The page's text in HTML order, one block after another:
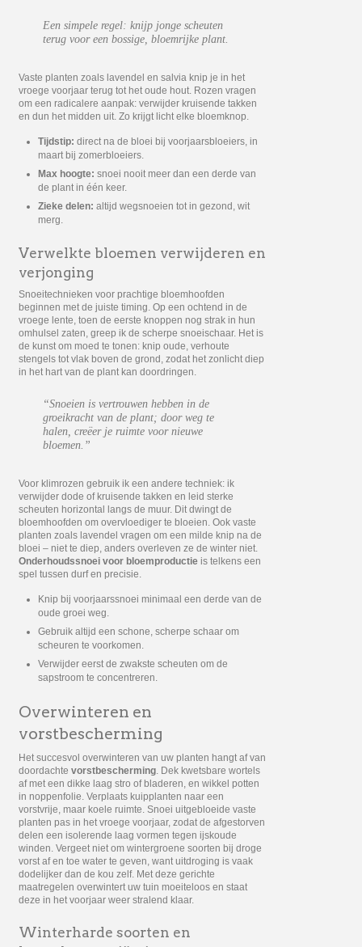
Een simpele regel: knijp jonge scheuten
terug voor een bossige, bloemrijke plant.
Vaste planten zoals lavendel en salvia knip je in het
vroege voorjaar terug tot het oude hout. Rozen vragen
om een radicalere aanpak: verwijder kruisende takken
en dun het midden uit. Zo krijgt licht elke bloemknop.
Tijdstip: direct na de bloei bij voorjaarsbloeiers, in
maart bij zomerbloeiers.
Max hoogte: snoei nooit meer dan een derde van
de plant in één keer.
Zieke delen: altijd wegsnoeien tot in gezond, wit
merg.
Verwelkte bloemen verwijderen en
verjonging
Snoeitechnieken voor prachtige bloemhoofden
beginnen met de juiste timing. Op een ochtend in de
vroege lente, toen de eerste knoppen nog strak in hun
omhulsel zaten, greep ik de scherpe snoeischaar. Het is
de kunst om moed te tonen: knip oude, verhoute
stengels tot vlak boven de grond, zodat het zonlicht diep
in het hart van de plant kan doordringen.
“Snoeien is vertrouwen hebben in de
groeikracht van de plant; door weg te
halen, creëer je ruimte voor nieuwe
bloemen.”
Voor klimrozen gebruik ik een andere techniek: ik
verwijder dode of kruisende takken en leid sterke
scheuten horizontal langs de muur. Dit dwingt de
bloemhoofden om overvloediger te bloeien. Ook vaste
planten zoals lavendel vragen om een milde knip na de
bloei – niet te diep, anders overleven ze de winter niet.
Onderhoudssnoei voor bloemproductie is telkens een
spel tussen durf en precisie.
Knip bij voorjaarssnoei minimaal een derde van de
oude groei weg.
Gebruik altijd een schone, scherpe schaar om
scheuren te voorkomen.
Verwijder eerst de zwakste scheuten om de
sapstroom te concentreren.
Overwinteren en
vorstbescherming
Het succesvol overwinteren van uw planten hangt af van
doordachte vorstbescherming . Dek kwetsbare wortels
af met een dikke laag stro of bladeren, en wikkel potten
in noppenfolie. Verplaats kuipplanten naar een
vorstvrije, maar koele ruimte. Snoei uitgebloeide vaste
planten pas in het vroege voorjaar, zodat de afgestorven
delen een isolerende laag vormen tegen ijskoude
winden. Vergeet niet om wintergroene soorten bij droge
vorst af en toe water te geven, want uitdroging is vaak
dodelijker dan de kou zelf. Met deze gerichte
maatregelen overwintert uw tuin moeiteloos en staat
deze in het voorjaar weer stralend klaar.
Winterharde soorten en